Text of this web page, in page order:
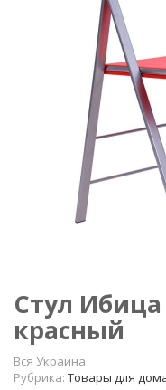
Стул
красный
Вся Украина
Рубрика:Товары для